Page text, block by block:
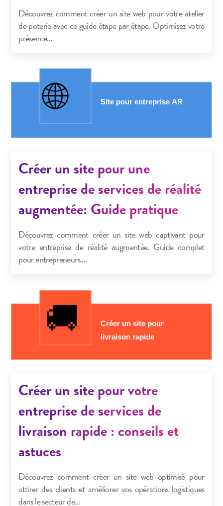
Découvrez comment créer un site web pour votre atelier
de poterie avec ce guide étape par étape. Optimisez votre
présence...
Créer un site pour une
entreprise de services de réalité
augmentée: Guide pratique
Découvrez comment créer un site web captivant pour
votre entreprise de réalité augmentée. Guide complet
pour entrepreneurs....
Créer un site pour votre
entreprise de services de
livraison rapide : conseils et
astuces
Découvrez comment créer un site web optimisé pour
attirer des clients et améliorer vos opérations logistiques
dans le secteur de...